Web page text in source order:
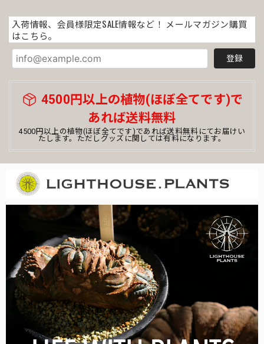
入荷情報、会員様限定SALE情報など！ メールマガジン購買
はこちら。
登録
4500円以上の植物(ほぼ全てです)で
あれば送料無料
4500円以上の植物(ほぼ全てです)であれば送料無料にてお届けい
たします。ただしグッズに関しては有料になります。
写真通りのとても綺麗な株が届きました◎ 梱包もとても丁寧
で、配達の手違いか横倒しに置かれていたんですが全く土こ
ぼれもなく綺麗なままでした！すごい！ まだまだオベサ初
まん丸 オベサ / ユーフォルビア
2026/03/12
オベサ初心者です。コメントを読んで購入を決めました。梱
包もしっかりとされていて、土のこぼれなどなくきれいでし
またすぐ解きたくなりそうです。飼育しっかり頑張ります。
この度はお買い上げ頂き誠にありがとうござい
ました！ビギナー様ウエルカムです！育て方な
ど、ご不明な点がございましたら何なりとお申
し付けくださいませ。また次も是非！今後とも
よろしくお願いいたします。